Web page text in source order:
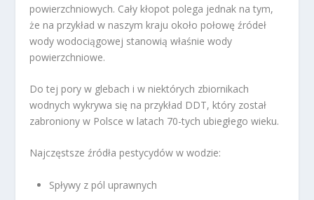
powierzchniowych. Cały kłopot polega jednak na tym,
że na przykład w naszym kraju około połowę źródeł
wody wodociągowej stanowią właśnie wody
powierzchniowe.
Do tej pory w glebach i w niektórych zbiornikach
wodnych wykrywa się na przykład DDT, który został
zabroniony w Polsce w latach 70-tych ubiegłego wieku.
Najczęstsze źródła pestycydów w wodzie:
Spływy z pól uprawnych